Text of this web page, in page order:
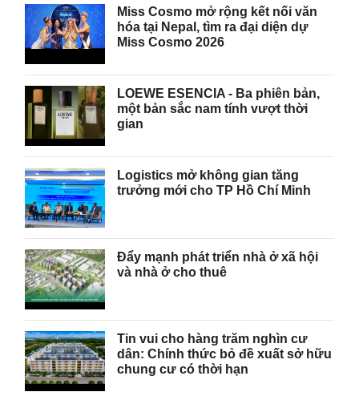
Miss Cosmo mở rộng kết nối văn
hóa tại Nepal, tìm ra đại diện dự
Miss Cosmo 2026
LOEWE ESENCIA - Ba phiên bản,
một bản sắc nam tính vượt thời
gian
Logistics mở không gian tăng
trưởng mới cho TP Hồ Chí Minh
Đẩy mạnh phát triển nhà ở xã hội
và nhà ở cho thuê
Tin vui cho hàng trăm nghìn cư
dân: Chính thức bỏ đề xuất sở hữu
chung cư có thời hạn